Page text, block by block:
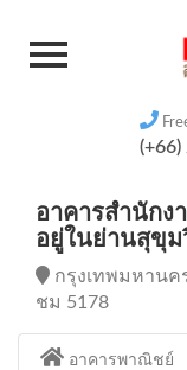
อาคารสำนักง
อยู่ในย่านสุขุม
กรุงเทพมหานค
ชม 5178
อาคารพาณิชย์